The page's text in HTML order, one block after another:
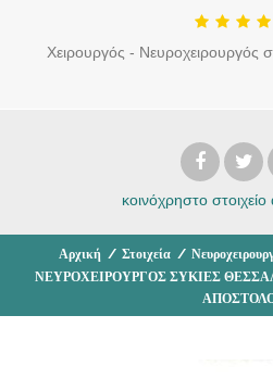
Χειρουργός - Νευροχειρουργός
κοινόχρηστο στοιχείο
Αρχική / Στοιχεία /
ΝΕΥΡΟΧΕΙΡΟΥΡΓΟΣ ΣΥΚΙΕΣ